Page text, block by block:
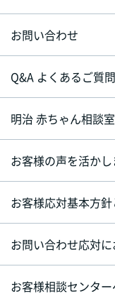
お問い合わせ
Q&A よくあるご質問
明治 赤ちゃん相談室
お客様の声を活か
お客様応対基本方
お問い合わせ応対
お客様相談センタ